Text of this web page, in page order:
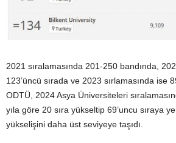
2021 sıralamasında 201-250 bandında,
123’üncü sırada ve 2023 sırlamasında ise
ODTÜ, 2024 Asya Üniversiteleri
yıla göre 20 sıra yükseltip 69’uncu sıraya
yükselişini daha üst seviyeye taşıdı.